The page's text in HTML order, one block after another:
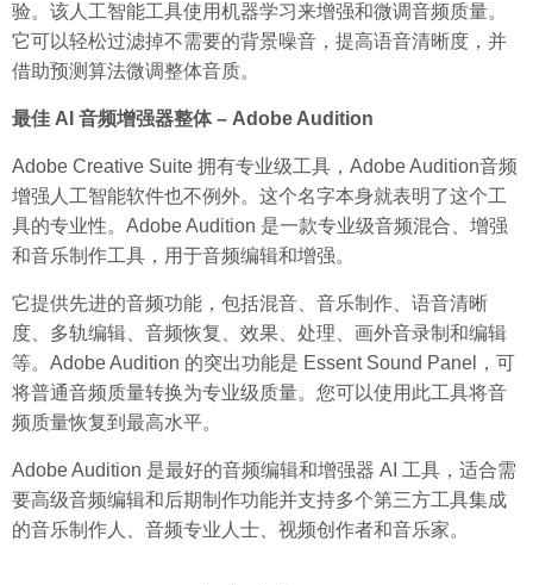
验。该人工智能工具使用机器学习来增强和微调音频质量。
它可以轻松过滤掉不需要的背景噪音，提高语音清晰度，并
借助预测算法微调整体音质。
最佳 AI 音频增强器整体 – Adob​​e Audition
Adobe Creative Suite 拥有专业级工具，Adobe Audition音频
增强人工智能软件也不例外。这个名字本身就表明了这个工
具的专业性。Adobe Audition 是一款专业级音频混合、增强
和音乐制作工具，用于音频编辑和增强。
它提供先进的音频功能，包括混音、音乐制作、语音清晰
度、多轨编辑、音频恢复、效果、处理、画外音录制和编辑
等。Adobe Audition 的突出功能是 Essent Sound Panel，可
将普通音频质量转换为专业级质量。您可以使用此工具将音
频质量恢复到最高水平。
Adobe Audition 是最好的音频编辑和增强器 AI 工具，适合需
要高级音频编辑和后期制作功能并支持多个第三方工具集成
的音乐制作人、音频专业人士、视频创作者和音乐家。